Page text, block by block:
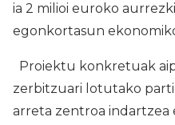
ia 2 milioi euroko
egonkortasun
Proiektu konkretuak
zerbitzuari lotutako
arreta zentroa